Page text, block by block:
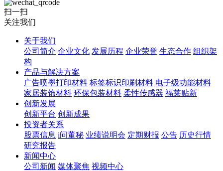
扫一扫
关注我们
关于我们
公司简介 企业文化 发展历程 企业荣誉 生态合作 组织架
构
产品与解决方案
广告喷墨打印材料 标签标识印刷材料 电子级功能材料
家居装饰材料 环保包装材料 柔性传感器 福莱贴新
创新发展
创新平台 创新成果
投资者关系
股票信息 i问董秘 业绩说明会 定期财报 公告 历史行情
研究报告
新闻中心
公司新闻 媒体聚焦 视频中心